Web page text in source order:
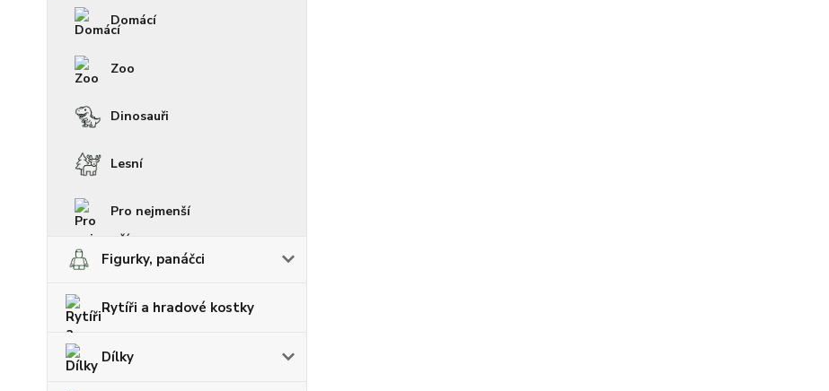
Domácí
Zoo
Dinosauři
Lesní
Pro nejmenší
Figurky, panáčci
Rytíři a hradové kostky
Dílky